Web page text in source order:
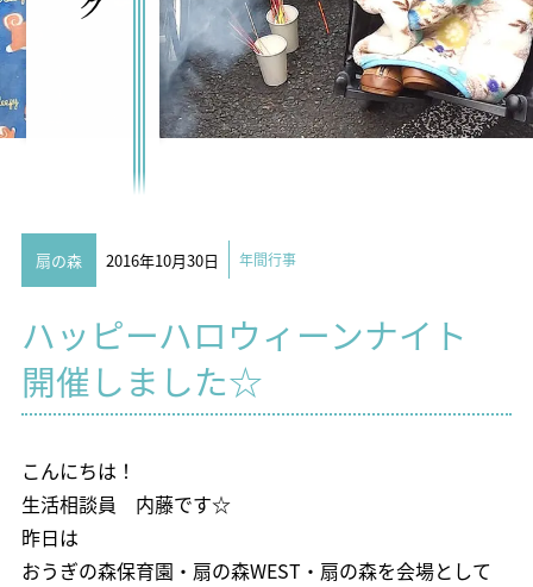
扇の森 2016年10月30日 年間行事
ハッピーハロウィーンナイト
開催しました☆
こんにちは！
生活相談員 内藤です☆
昨日は
おうぎの森保育園・扇の森WEST・扇の森を会場として